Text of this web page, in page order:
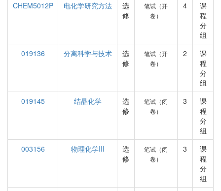
CHEM5012P
电化学研究方法
选
修
笔试（开
卷）
4
课
程
分
组
019136
分离科学与技术
选
修
笔试（开
卷）
2
课
程
分
组
019145
结晶化学
选
修
笔试（闭
卷）
3
课
程
分
组
003156
物理化学III
选
修
笔试（闭
卷）
3
课
程
分
组